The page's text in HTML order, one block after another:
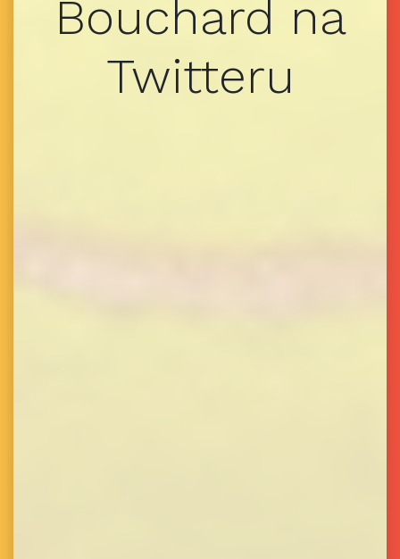
Bouchard na
Twitteru